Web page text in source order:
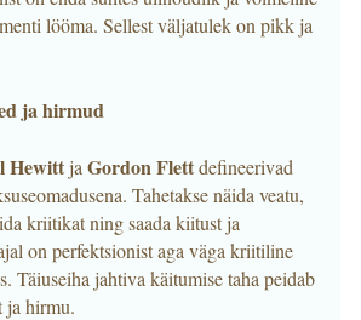
lööma. Sellest väljatulek on pikk ja
ja hirmud
Hewittja Gordon Flettdefineerivad
Tahetakse näida veatu,
kriitikat ning saada kiitust ja
on perfektsionist aga väga kriitiline
Täiuseiha jahtiva käitumise taha peidab
ja hirmu.